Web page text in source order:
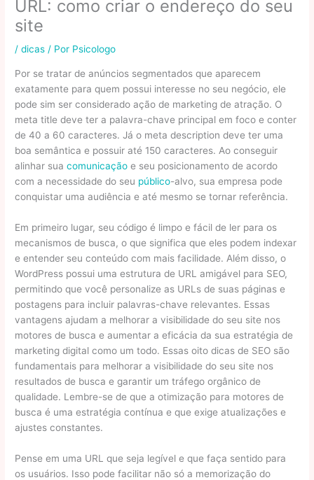
URL: como criar o endereço do seu
site
/dicas / Por Psicologo
Por se tratar de anúncios segmentados que aparecem
exatamente para quem possui interesse no seu negócio, ele
pode sim ser considerado ação de marketing de atração. O
meta title deve ter a palavra-chave principal em foco e conter
de 40 a 60 caracteres. Já o meta description deve ter uma
boa semântica e possuir até 150 caracteres. Ao conseguir
alinhar suacomunicação e seu posicionamento de acordo
com a necessidade do seu público-alvo, sua empresa pode
conquistar uma audiência e até mesmo se tornar referência.
Em primeiro lugar, seu código é limpo e fácil de ler para os
mecanismos de busca, o que significa que eles podem indexar
e entender seu conteúdo com mais facilidade. Além disso, o
WordPress possui uma estrutura de URL amigável para SEO,
permitindo que você personalize as URLs de suas páginas e
postagens para incluir palavras-chave relevantes. Essas
vantagens ajudam a melhorar a visibilidade do seu site nos
motores de busca e aumentar a eficácia da sua estratégia de
marketing digital como um todo. Essas oito dicas de SEO são
fundamentais para melhorar a visibilidade do seu site nos
resultados de busca e garantir um tráfego orgânico de
qualidade. Lembre-se de que a otimização para motores de
busca é uma estratégia contínua e que exige atualizações e
ajustes constantes.
Pense em uma URL que seja legível e que faça sentido para
os usuários. Isso pode facilitar não só a memorização do